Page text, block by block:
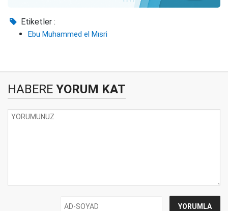
Etiketler :
Ebu Muhammed el Mısri
HABERE YORUM KAT